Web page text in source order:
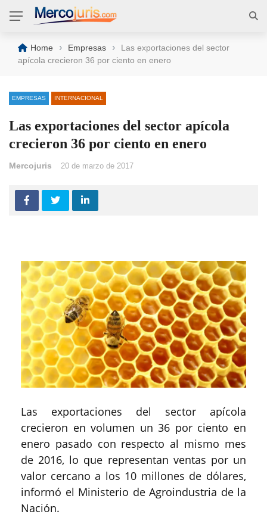
Home › Empresas ›
Las exportaciones del sector
apícola crecieron 36 por ciento en enero
EMPRESAS INTERNACIONAL
Las exportaciones del sector apícola
crecieron 36 por ciento en enero
Mercojuris 20 de marzo de 2017
Las exportaciones del sector apícola
crecieron en volumen un 36 por ciento en
enero pasado con respecto al mismo mes
de 2016, lo que representan ventas por un
valor cercano a los 10 millones de dólares,
informó el Ministerio de Agroindustria de la
Nación.